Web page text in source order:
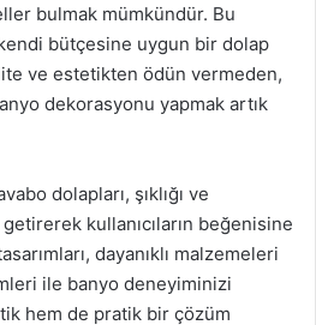
bulmak mümkündür. Bu
bütçesine uygun bir dolap
ve estetikten ödün vermeden,
dekorasyonu yapmak artık
dolapları, şıklığı ve
kullanıcıların beğenisine
dayanıklı malzemeleri
ile banyo deneyiminizi
hem de pratik bir çözüm